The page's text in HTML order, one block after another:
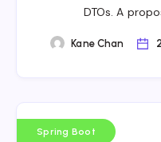
DTOs. A
Kane Chan
Spring Boot